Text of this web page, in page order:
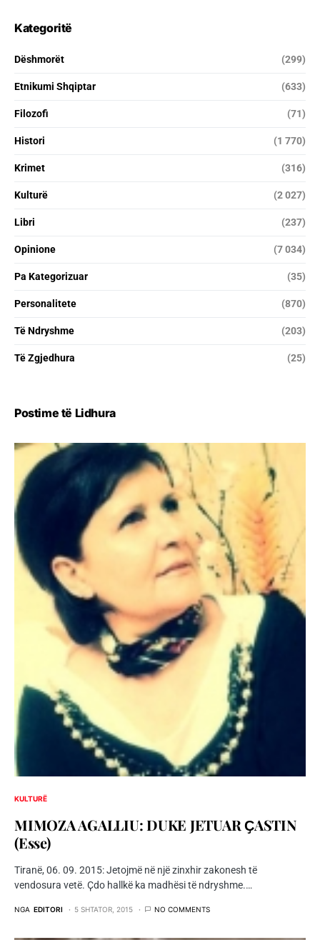
Kategoritë
Dëshmorët (299)
Etnikumi Shqiptar (633)
Filozofi (71)
Histori (1 770)
Krimet (316)
Kulturë (2 027)
Libri (237)
Opinione (7 034)
Pa Kategorizuar (35)
Personalitete (870)
Të Ndryshme (203)
Të Zgjedhura (25)
Postime të Lidhura
KULTURË
MIMOZA AGALLIU: DUKE JETUAR ҪASTIN
(Esse)
Tiranë, 06. 09. 2015: Jetojmë në një zinxhir zakonesh të
vendosura vetë. Ҫdo hallkë ka madhësi të ndryshme.…
NGA EDITORI 5 SHTATOR, 2015 NO COMMENTS